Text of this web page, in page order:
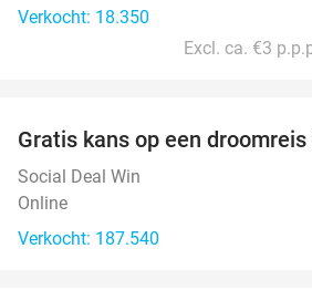
Verkocht: 18.350
Excl. ca. €3
Gratis kans op een
Social Deal Win
Online
Verkocht: 187.540